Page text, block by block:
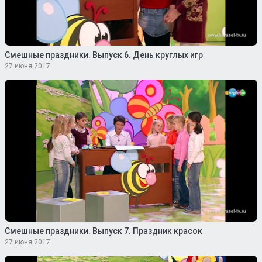
Смешные праздники. Выпуск 6. День круглых игр
27 июня 2017
Смешные праздники. Выпуск 7. Праздник красок
27 июня 2017